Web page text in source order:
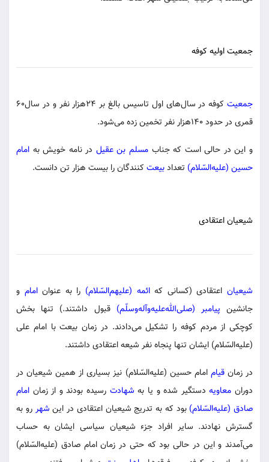
جمعیت اولیه کوفه
جمعیت
کوفه در سال‌های اول تاسیس بالغ بر ۲۴هزار نفر و در سال۶۰
قمری در حدود ۱۴۰هزار نفر تخمین زده می‌شود.
و این در حالی است که جناب مسلم بن عقیل در نامه خویش به امام
حسین (علیه‌السّلام) تعدادبیعت کنندگان را بیست هزار تن دانست.
شیعیان اعتقادی
شیعیاناعتقادی (کسانی کهائمه (علیهم‌السّلام) را به عنوانامام و
جانشین پیامبر (صلی‌الله‌علیه‌و‌آله‌وسلّم) قبول داشتند.) تنها بخش
کوچکی از مردم کوفه را تشکیل می‌دادند. در زمان بیعت با امام علی
(علیه‌السّلام) ایشان تنها پنجاه نفر شیعه اعتقادی داشتند.
در زمانقیام امام حسین (علیه‌السّلام) نیز بسیاری از همین شیعیان در
دوران معاویهدستگیر شده و یا به شهادت رسیده بودند و از زمان امام
صادق (علیه‌السّلام) بود که به تدریج شیعیان اعتقادی در این شهر رو به
گسترش نهادند. سایر افراد جزء شیعیان سیاسی ایشان به حساب
می‌آمدند و این در حالی بود که حتی در زمان امام صادق (علیه‌السّلام)